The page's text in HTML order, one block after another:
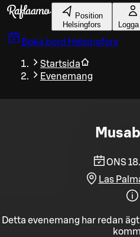
Gå till huvudinnehållet
Position
Helsingfors
Boka bord Helsingfors
Startsida
Evenemang
ONS
Las
Detta evenemang har redan